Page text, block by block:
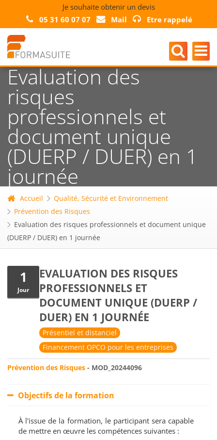
Je souhaite obtenir un devis
05 31 60 07 07
Mail Etre rappelé
Evaluation des
risques
professionnels et
document unique
(DUERP / DUER) en 1
journée
Accueil
Qualité, Sécurité et Environnement
Prévention des Risques
Evaluation des risques professionnels et document unique
(DUERP / DUER) en 1 journée
1
Jour
EVALUATION DES RISQUES
PROFESSIONNELS ET
DOCUMENT UNIQUE (DUERP /
DUER) EN 1 JOURNÉE
Présentiel et distanciel
Financement OPCO pour les entreprises
Prévention des Risques - MOD_20244096
Objectifs de la formation
À l'issue de la formation, le participant sera capable
de mettre en œuvre les compétences suivantes :